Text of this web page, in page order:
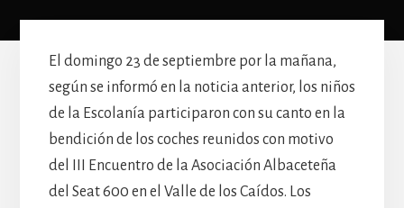
El domingo 23 de septiembre por la mañana,
según se informó en la noticia anterior, los niños
de la Escolanía participaron con su canto en la
bendición de los coches reunidos con motivo
del III Encuentro de la Asociación Albaceteña
del Seat 600 en el Valle de los Caídos. Los